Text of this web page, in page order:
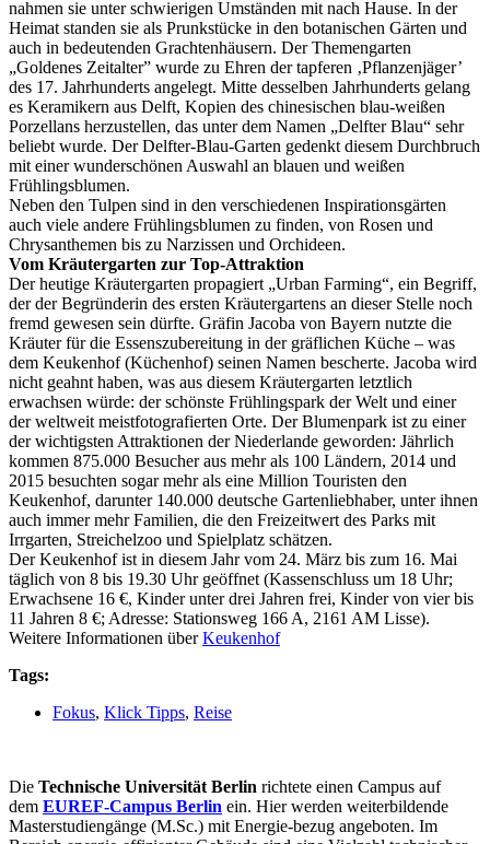
nahmen sie unter schwierigen Umständen mit nach Hause. In der
Heimat standen sie als Prunkstücke in den botanischen Gärten und
auch in bedeutenden Grachtenhäusern. Der Themengarten
„Goldenes Zeitalter” wurde zu Ehren der tapferen ‚Pflanzenjäger’
des 17. Jahrhunderts angelegt. Mitte desselben Jahrhunderts gelang
es Keramikern aus Delft, Kopien des chinesischen blau-weißen
Porzellans herzustellen, das unter dem Namen „Delfter Blau“ sehr
beliebt wurde. Der Delfter-Blau-Garten gedenkt diesem Durchbruch
mit einer wunderschönen Auswahl an blauen und weißen
Frühlingsblumen.
Neben den Tulpen sind in den verschiedenen Inspirationsgärten
auch viele andere Frühlingsblumen zu finden, von Rosen und
Chrysanthemen bis zu Narzissen und Orchideen.
Vom Kräutergarten zur Top-Attraktion
Der heutige Kräutergarten propagiert „Urban Farming“, ein Begriff,
der der Begründerin des ersten Kräutergartens an dieser Stelle noch
fremd gewesen sein dürfte. Gräfin Jacoba von Bayern nutzte die
Kräuter für die Essenszubereitung in der gräflichen Küche – was
dem Keukenhof (Küchenhof) seinen Namen bescherte. Jacoba wird
nicht geahnt haben, was aus diesem Kräutergarten letztlich
erwachsen würde: der schönste Frühlingspark der Welt und einer
der weltweit meistfotografierten Orte. Der Blumenpark ist zu einer
der wichtigsten Attraktionen der Niederlande geworden: Jährlich
kommen 875.000 Besucher aus mehr als 100 Ländern, 2014 und
2015 besuchten sogar mehr als eine Million Touristen den
Keukenhof, darunter 140.000 deutsche Gartenliebhaber, unter ihnen
auch immer mehr Familien, die den Freizeitwert des Parks mit
Irrgarten, Streichelzoo und Spielplatz schätzen.
Der Keukenhof ist in diesem Jahr vom 24. März bis zum 16. Mai
täglich von 8 bis 19.30 Uhr geöffnet (Kassenschluss um 18 Uhr;
Erwachsene 16 €, Kinder unter drei Jahren frei, Kinder von vier bis
11 Jahren 8 €; Adresse: Stationsweg 166 A, 2161 AM Lisse).
Weitere Informationen überKeukenhof
Tags:
Fokus, Klick Tipps, Reise
Die Technische Universität Berlin richtete einen Campus auf
dem EUREF-Campus Berlin ein. Hier werden weiterbildende
Masterstudiengänge (M.Sc.) mit Energie-bezug angeboten. Im